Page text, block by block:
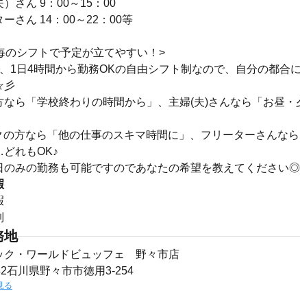
）さん 9：00～15：00
ーさん 14：00～22：00等
のシフトで予定が立てやすい！>
1日4時間から勤務OKの自由シフト制なので、自分の都合
彡
なら「学校終わりの時間から」、主婦(夫)さんなら「お昼・
の方なら「他の仕事のスキマ時間に」、フリーターさんな
れもOK♪
のみの勤務も可能ですのであなたの希望を教えてください◎
地
ク・ワールドビュッフェ 野々市店
石川県野々市市徳用3‐254
る